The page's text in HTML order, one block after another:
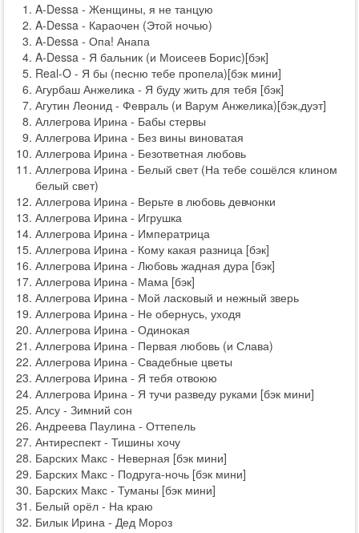
A-Dessa - Женщины, я не танцую
A-Dessa - Караочен (Этой ночью)
A-Dessa - Опа! Анапа
A-Dessa - Я бальник (и Моисеев Борис)[бэк]
Real-O - Я бы (песню тебе пропела)[бэк мини]
Агурбаш Анжелика - Я буду жить для тебя [бэк]
Агутин Леонид - Февраль (и Варум Анжелика)[бэк,дуэт]
Аллегрова Ирина - Бабы стервы
Аллегрова Ирина - Без вины виноватая
Аллегрова Ирина - Безответная любовь
Аллегрова Ирина - Белый свет (На тебе сошёлся клином
белый свет)
Аллегрова Ирина - Верьте в любовь девчонки
Аллегрова Ирина - Игрушка
Аллегрова Ирина - Императрица
Аллегрова Ирина - Кому какая разница [бэк]
Аллегрова Ирина - Любовь жадная дура [бэк]
Аллегрова Ирина - Мама [бэк]
Аллегрова Ирина - Мой ласковый и нежный зверь
Аллегрова Ирина - Не обернусь, уходя
Аллегрова Ирина - Одинокая
Аллегрова Ирина - Первая любовь (и Слава)
Аллегрова Ирина - Свадебные цветы
Аллегрова Ирина - Я тебя отвоюю
Аллегрова Ирина - Я тучи разведу руками [бэк мини]
Алсу - Зимний сон
Андреева Паулина - Оттепель
Антиреспект - Тишины хочу
Барских Макс - Неверная [бэк мини]
Барских Макс - Подруга-ночь [бэк мини]
Барских Макс - Туманы [бэк мини]
Белый орёл - На краю
Билык Ирина - Дед Мороз